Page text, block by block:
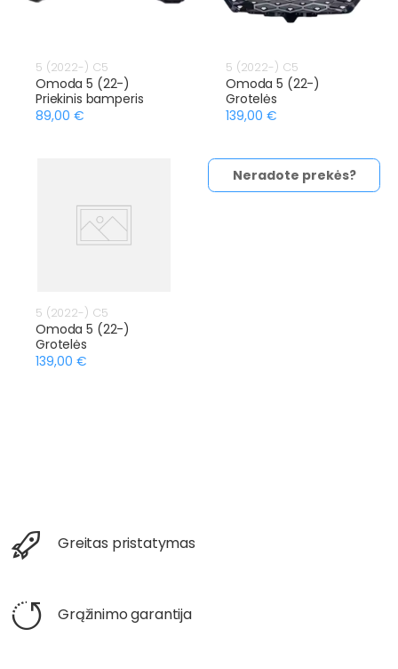
5 (2022-) C5
Omoda 5 (22-)
Priekinis bamperis
89,00 €
5 (2022-) C5
Omoda 5 (22-)
Grotelės
139,00 €
5 (2022-) C5
Omoda 5 (22-)
Grotelės
139,00 €
Neradote prekės?
Greitas pristatymas
Grąžinimo garantija